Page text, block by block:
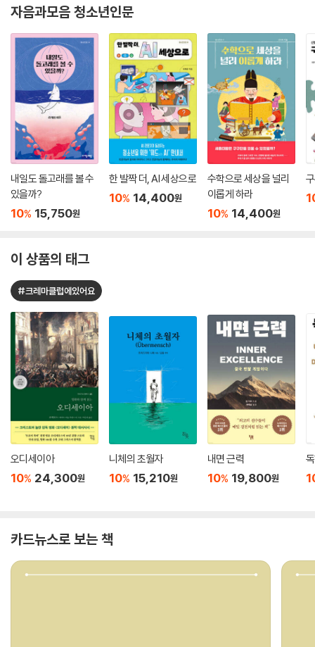
자음과모음 청소년인문
내일도 돌고래를 볼 수
있을까?
10% 15,750원
한 발짝 더, AI 세상으로
10% 14,400원
수학으로 세상을 널리
이롭게 하라
10% 14,400원
이 상품의 태그
#크레마클럽에있어요
오디세이아
10% 24,300원
니체의 초월자
10% 15,210원
내면 근력
10% 19,800원
카드뉴스로 보는 책